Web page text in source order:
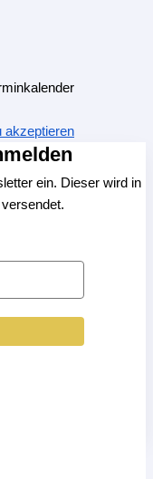
akzeptieren
ein. Dieser wird in